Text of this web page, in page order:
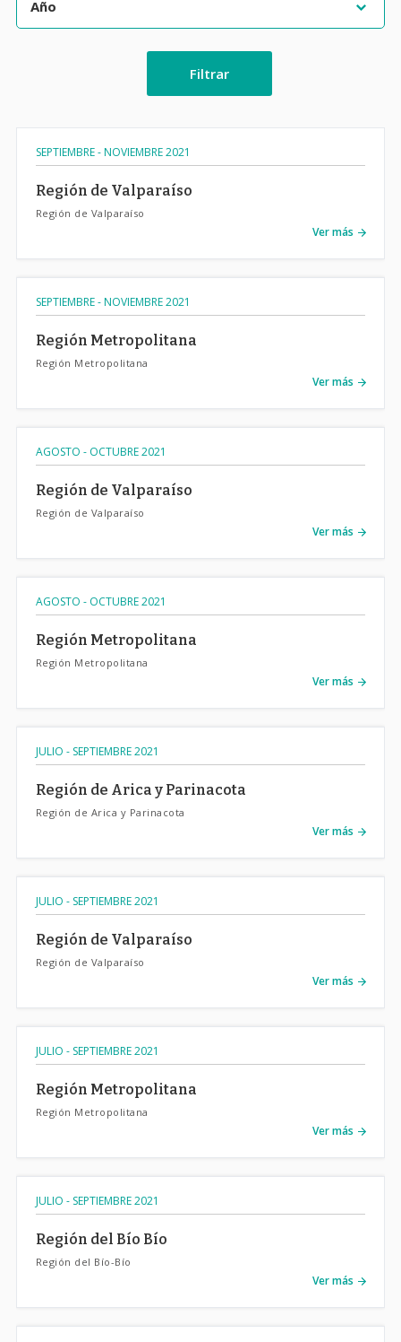
Filtrar
SEPTIEMBRE - NOVIEMBRE 2021
Región de Valparaíso
Región de Valparaíso
Ver más
SEPTIEMBRE - NOVIEMBRE 2021
Región Metropolitana
Región Metropolitana
Ver más
AGOSTO - OCTUBRE 2021
Región de Valparaíso
Región de Valparaíso
Ver más
AGOSTO - OCTUBRE 2021
Región Metropolitana
Región Metropolitana
Ver más
JULIO - SEPTIEMBRE 2021
Región de Arica y Parinacota
Región de Arica y Parinacota
Ver más
JULIO - SEPTIEMBRE 2021
Región de Valparaíso
Región de Valparaíso
Ver más
JULIO - SEPTIEMBRE 2021
Región Metropolitana
Región Metropolitana
Ver más
JULIO - SEPTIEMBRE 2021
Región del Bío Bío
Región del Bío-Bío
Ver más